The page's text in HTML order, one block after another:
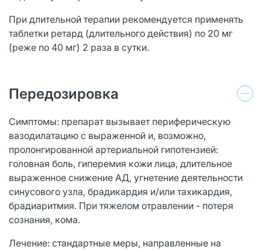
При длительной терапии рекомендуется применять
таблетки ретард (длительного действия) по 20 мг
(реже по 40 мг) 2 раза в сутки.
Передозировка
Симптомы: препарат вызывает периферическую
вазодилатацию с выраженной и, возможно,
пролонгированной артериальной гипотензией:
головная боль, гиперемия кожи лица, длительное
выраженное снижение АД, угнетение деятельности
синусового узла, брадикардия и/или тахикардия,
брадиаритмия. При тяжелом отравлении - потеря
сознания, кома.
Лечение: стандартные меры, направленные на